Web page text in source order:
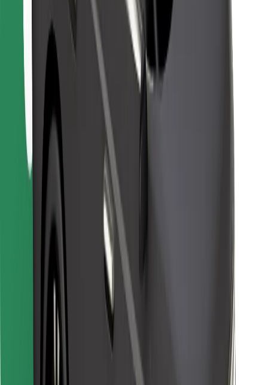
Замовляй поїздку за лічені хвилини!
Завантажити застосунок Bolt
Знайди твою улюблену страву чи їжу!
Завантажити застосунок Bolt Food